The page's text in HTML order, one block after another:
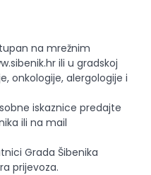
na mrežnim
ili u gradskoj
onkologije, alergologije i
iskaznice predajte
ili na mail
Grada Šibenika
prijevoza.